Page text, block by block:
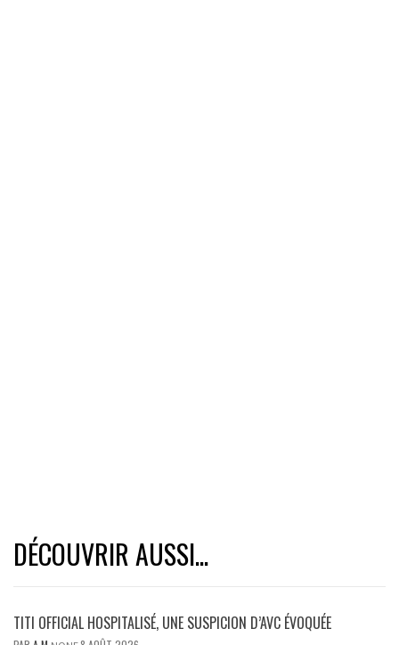
DÉCOUVRIR AUSSI...
TITI OFFICIAL HOSPITALISÉ, UNE SUSPICION D’AVC ÉVOQUÉE